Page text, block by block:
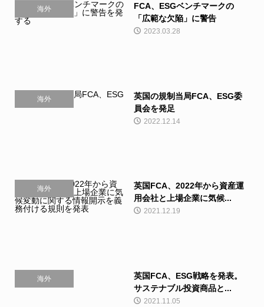
海外
FCA、ESGベンチマークの
「広範な欠陥」に警告
2023.03.28
海外
英国の規制当局FCA、ESG委
員会を発足
2022.12.14
海外
英国FCA、2022年から資産運
用会社と上場企業に気候...
2021.12.19
海外
英国FCA、ESG戦略を発表。
サステナブル投資商品と...
2021.11.05